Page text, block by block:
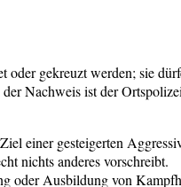
gekreuzt werden; sie
Nachweis ist der
einer gesteigerten
nichts anderes vorschreibt.
Ausbildung von